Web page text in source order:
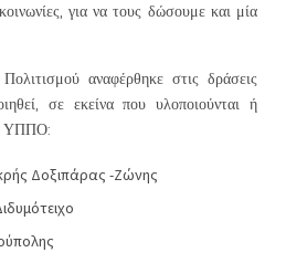
για να τους δώσουμε και μία
αναφέρθηκε στις δράσεις
σε εκείνα που υλοποιούνται ή
ΥΠΠΟ:
Δοξιπάρας -Ζώνης